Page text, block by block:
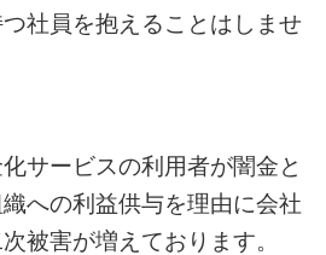
社員を抱えることはしませ
サービスの利用者が闇金と
への利益供与を理由に会社
被害が増えております。